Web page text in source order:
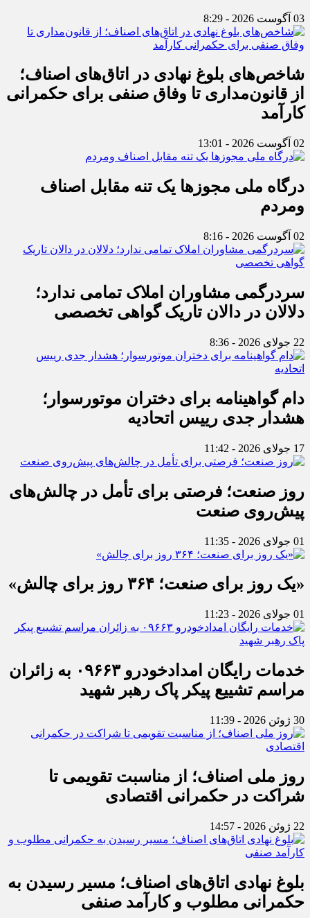
03 آگوست 2026 - 8:29
شاخص‌های بلوغ نهادی در اتاق‌های اصناف؛
از قانون‌مداری تا وفاق صنفی برای حکمرانی
کارآمد
02 آگوست 2026 - 13:01
درگاه ملی مجوزها یک تنه مقابل اصناف
ومردم
02 آگوست 2026 - 8:16
سردرگمی مشاوران املاک تمامی ندارد؛
دلالان در دالان تاریک گواهی تخصصی
22 جولای 2026 - 8:36
دام گواهینامه برای دختران موتورسوار؛
هشدار جدی رییس اتحادیه
17 جولای 2026 - 11:42
روز صنعت؛ فرصتی برای تأمل در چالش‌های
پیش‌روی صنعت
01 جولای 2026 - 11:35
«یک روز برای صنعت؛ ۳۶۴ روز برای چالش»
01 جولای 2026 - 11:23
خدمات رایگان امدادخودرو ۰۹۶۶۳ به زائران
مراسم تشییع پیکر پاک رهبر شهید
30 ژوئن 2026 - 11:39
روز ملی اصناف؛ از مناسبت تقویمی تا
شراکت در حکمرانی اقتصادی
22 ژوئن 2026 - 14:57
بلوغ نهادی اتاق‌های اصناف؛ مسیر رسیدن به
حکمرانی مطلوب و کارآمد صنفی